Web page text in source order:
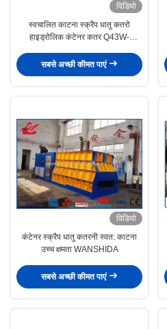
विडियो
स्वचालित काटना स्क्रैप धातु कतरो
हाइड्रोलिक कंटेनर कतर Q43W-
सबसे अच्छी कीमत पाएं
विडियो
कंटेनर स्क्रैप धातु कतरनी स्वत: काटना
उच्च क्षमता WANSHIDA
सबसे अच्छी कीमत पाएं